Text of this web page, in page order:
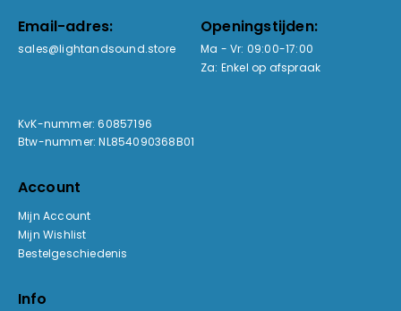
Email-adres:
sales@lightandsound.store
Openingstijden:
Ma - Vr: 09:00-17:00
Za: Enkel op afspraak
KvK-nummer: 60857196
Btw-nummer: NL854090368B01
Account
Mijn Account
Mijn Wishlist
Bestelgeschiedenis
Info